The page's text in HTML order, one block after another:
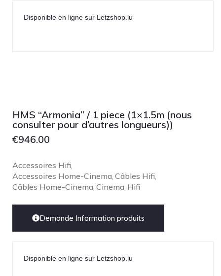
Disponible en ligne sur Letzshop.lu
HMS “Armonia” / 1 piece (1×1.5m (nous
consulter pour d’autres longueurs))
€946.00
Accessoires Hifi
Accessoires Home-Cinema Câbles Hifi
Câbles Home-Cinema Cinema Hifi
Demande Information produits
Disponible en ligne sur Letzshop.lu